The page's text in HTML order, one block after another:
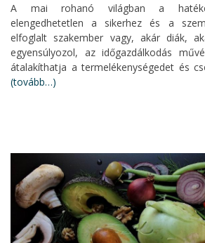
A mai rohanó világban a
elengedhetetlen a sikerhez és a
elfoglalt szakember vagy, akár diák,
egyensúlyozol, az időgazdálkodás
átalakíthatja a termelékenységedet és
(tovább…)